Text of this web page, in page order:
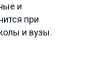
и
при
и вузы.